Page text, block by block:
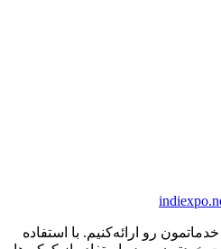
رو ارائه‌کنیم. با استفاده